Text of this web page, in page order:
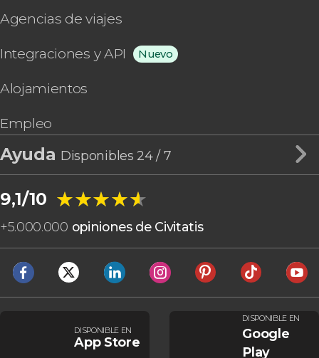
Agencias de viajes
Integraciones y API Nuevo
Alojamientos
Empleo
Ayuda Disponibles 24 / 7
9,1/10 ★★★★★
★★★★★
+5.000.000 opiniones de Civitatis
DISPONIBLE EN
App Store
DISPONIBLE EN
Google
Play